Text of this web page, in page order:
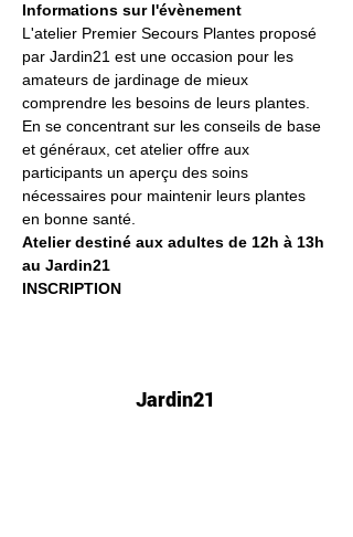
Informations sur l'évènement
L'atelier Premier Secours Plantes proposé
par Jardin21 est une occasion pour les
amateurs de jardinage de mieux
comprendre les besoins de leurs plantes.
En se concentrant sur les conseils de base
et généraux, cet atelier offre aux
participants un aperçu des soins
nécessaires pour maintenir leurs plantes
en bonne santé.
Atelier destiné aux adultes de 12h à 13h
au Jardin21
INSCRIPTION
Jardin21